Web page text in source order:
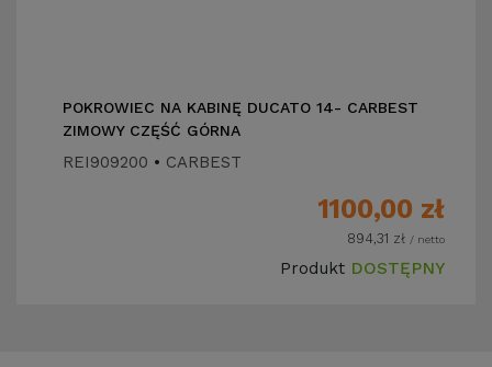
POKROWIEC NA KABINĘ DUCATO 14- CARBEST
ZIMOWY CZĘŚĆ GÓRNA
REI909200 • CARBEST
1100,00 zł
894,31 zł / netto
Produkt DOSTĘPNY